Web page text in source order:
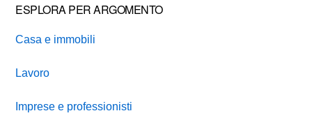
ESPLORA PER ARGOMENTO
Casa e immobili
Lavoro
Imprese e professionisti